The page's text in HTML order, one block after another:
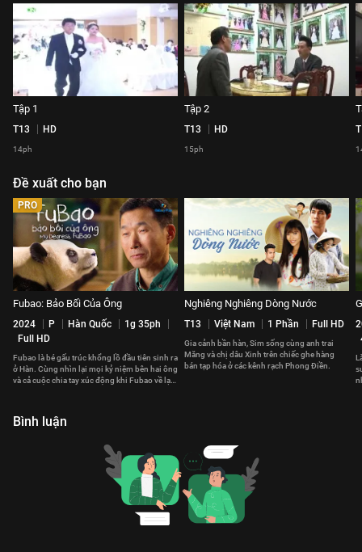
Tập 1
T13 HD
14ph
Tập 2
T13 HD
15ph
Đề xuất cho bạn
PRO
Fubao: Bảo Bối Của Ông
2024 P Hàn Quốc
1g 35ph
Full HD
Fubao là bé gấu trúc khổng lồ đầu tiên sinh ra
ở Hàn. Cùng nhìn lại mọi kỷ niệm bên hai ông
và cả cuộc chia tay xúc động khi Fubao về lại
Nghiêng Nghiêng Dòng Nước
T13 Việt Nam 1 Phần Full HD
Gia cảnh bần hàn, Sim sống cùng anh trai
Măng và chị dâu Xinh trên chiếc ghe hàng
bán tạp hóa ở các kênh rạch Phong Điền.
Bình luận